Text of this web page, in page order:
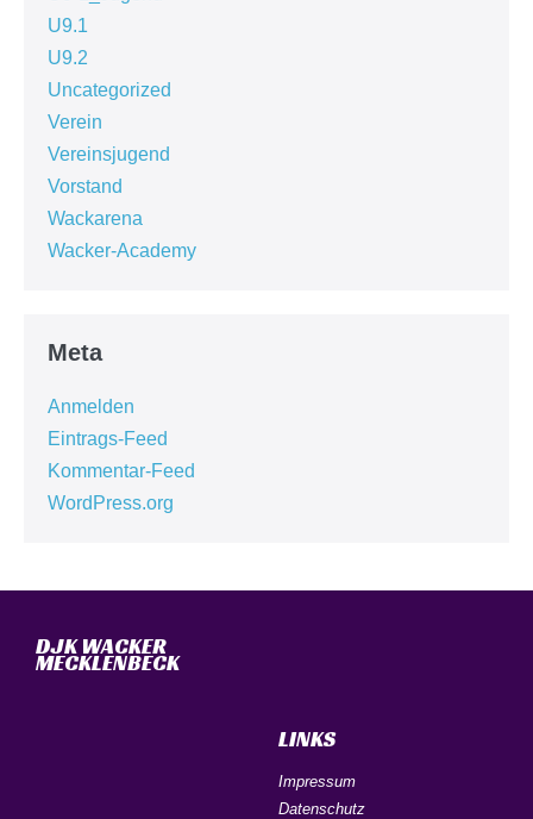
U9.1
U9.2
Uncategorized
Verein
Vereinsjugend
Vorstand
Wackarena
Wacker-Academy
Meta
Anmelden
Eintrags-Feed
Kommentar-Feed
WordPress.org
DJK WACKER
MECKLENBECK
LINKS
Impressum
Datenschutz